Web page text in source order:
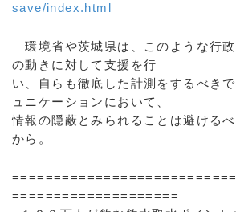
save/index.html
環境省や茨城県は、このような行
の動きに対して支援を行
い、自らも徹底した計測をするべき
ュニケーションにおいて、
情報の隠蔽とみられることは避ける
から。
====================